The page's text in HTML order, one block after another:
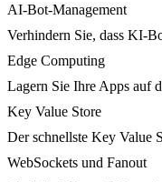
AI-Bot-Management
Verhindern Sie, dass KI-
Edge Computing
Lagern Sie Ihre Apps auf
Key Value Store
Der schnellste Key Value
WebSockets und Fanout